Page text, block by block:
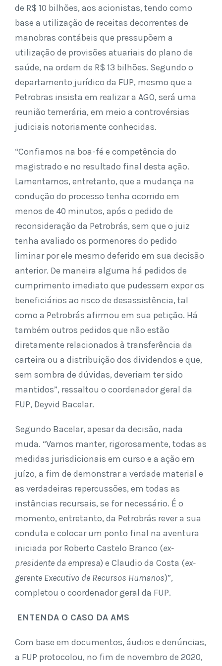
de R$ 10 bilhões, aos acionistas, tendo como
base a utilização de receitas decorrentes de
manobras contábeis que pressupõem a
utilização de provisões atuariais do plano de
saúde, na ordem de R$ 13 bilhões. Segundo o
departamento jurídico da FUP, mesmo que a
Petrobras insista em realizar a AGO, será uma
reunião temerária, em meio a controvérsias
judiciais notoriamente conhecidas.
“Confiamos na boa-fé e competência do
magistrado e no resultado final desta ação.
Lamentamos, entretanto, que a mudança na
condução do processo tenha ocorrido em
menos de 40 minutos, após o pedido de
reconsideração da Petrobrás, sem que o juiz
tenha avaliado os pormenores do pedido
liminar por ele mesmo deferido em sua decisão
anterior. De maneira alguma há pedidos de
cumprimento imediato que pudessem expor os
beneficiários ao risco de desassistência, tal
como a Petrobrás afirmou em sua petição. Há
também outros pedidos que não estão
diretamente relacionados à transferência da
carteira ou a distribuição dos dividendos e que,
sem sombra de dúvidas, deveriam ter sido
mantidos”, ressaltou o coordenador geral da
FUP, Deyvid Bacelar.
Segundo Bacelar, apesar da decisão, nada
muda. “Vamos manter, rigorosamente, todas as
medidas jurisdicionais em curso e a ação em
juízo, a fim de demonstrar a verdade material e
as verdadeiras repercussões, em todas as
instâncias recursais, se for necessário. É o
momento, entretanto, da Petrobrás rever a sua
conduta e colocar um ponto final na aventura
iniciada por Roberto Castelo Branco (ex-
presidente da empresa) e Claudio da Costa (ex-
gerente Executivo de Recursos Humanos)”,
completou o coordenador geral da FUP.
ENTENDA O CASO DA AMS
Com base em documentos, áudios e denúncias,
a FUP protocolou, no fim de novembro de 2020,